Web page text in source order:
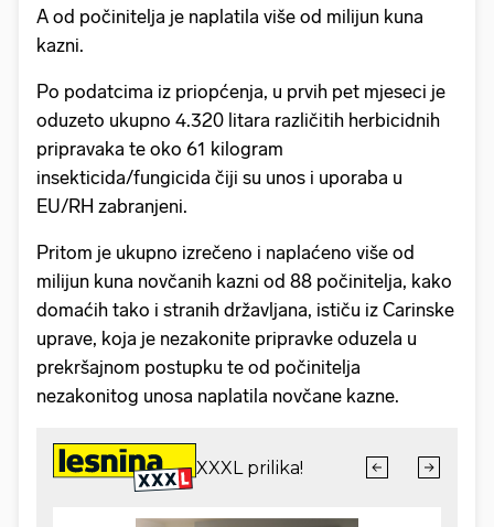
A od počinitelja je naplatila više od milijun kuna
kazni.
Po podatcima iz priopćenja, u prvih pet mjeseci je
oduzeto ukupno 4.320 litara različitih herbicidnih
pripravaka te oko 61 kilogram
insekticida/fungicida čiji su unos i uporaba u
EU/RH zabranjeni.
Pritom je ukupno izrečeno i naplaćeno više od
milijun kuna novčanih kazni od 88 počinitelja, kako
domaćih tako i stranih državljana, ističu iz Carinske
uprave, koja je nezakonite pripravke oduzela u
prekršajnom postupku te od počinitelja
nezakonitog unosa naplatila novčane kazne.